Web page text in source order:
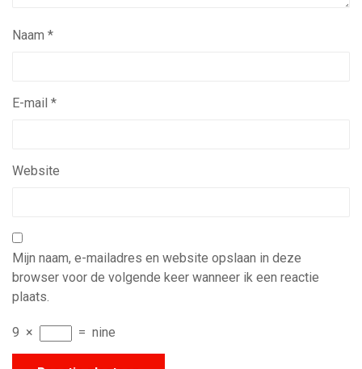
Naam *
E-mail *
Website
Mijn naam, e-mailadres en website opslaan in deze
browser voor de volgende keer wanneer ik een reactie
plaats.
9 × = nine